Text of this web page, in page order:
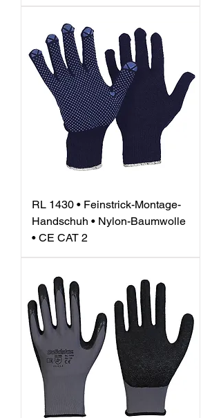
RL 1430 • Feinstrick-Montage-
Handschuh • Nylon-Baumwolle
• CE CAT 2